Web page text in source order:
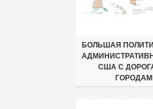
БОЛЬШАЯ
США С